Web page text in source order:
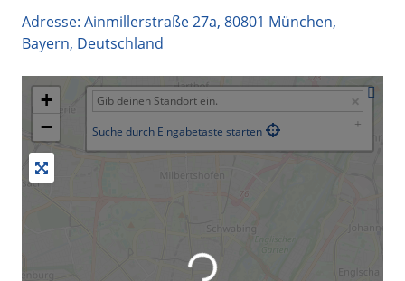
Adresse: Ainmillerstraße 27a, 80801 München,
Bayern, Deutschland
+
−
Suche durch Eingabetaste starten
Wird geladen …